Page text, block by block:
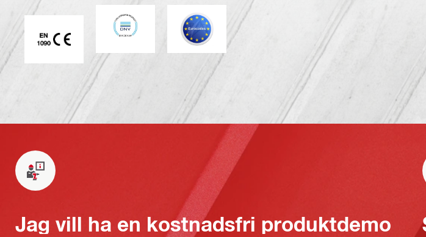
CE EN 1090-märkning
DNV Eurokod
Jag vill ha en kostnadsfri produktdemo